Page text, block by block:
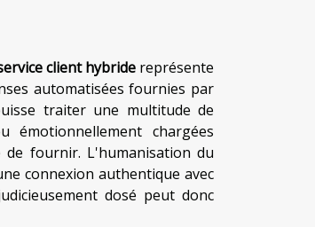
client hybride représente
automatisées fournies par
traiter une multitude de
émotionnellement chargées
fournir. L'humanisation du
connexion authentique avec
dosé peut donc